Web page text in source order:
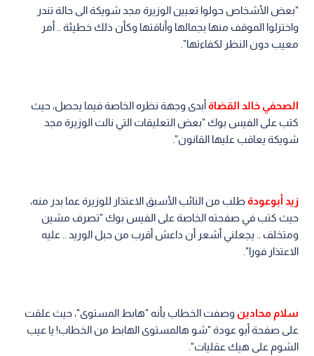
"بعض الأشخاص حولوا تعيين الوزيرة مجد شويكة الى حالة تندر
واختزلوا الموقف منها بجمالها وأناقتها وكأن ذلك خطيئة .. أمر
معيب دون النظر لكفاءتها".
الصحفي خالد القضاةأبدى وجهة نظره الخاصة فيما يحصل، حيث
كتب على الفيس بوك "بعض التعليقات التي نالت الوزيرة مجد
شويكة يعاقب عليها القانون".
زيد أبوعودةطلب من النائب الأسبق الاعتذار للوزيرة عما بدر منه،
حيث كتب في صفحته الخاصة على الفيس بوك "تصرف مشين
ومتخلف .. يجعلني أشعر أن داعش أقرب من حبل الوريد .. عليه
الاعتذار فورا".
سلام محادين وصفت الخطاب بأنه "هابط المستوى"، حيث علقت
على صفحة أبو عودة "شو هالمستوى الهابط من الخطاب! يا عيب
الشوم على هيك عقليات".